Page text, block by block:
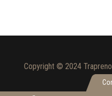
Copyright © 2024